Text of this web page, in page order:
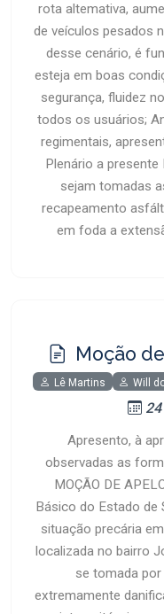
rota altemativa,
de veículos pesados
desse cenário, é
esteja em boas
segurança, fluidez
todos os usuários;
regimentais,
Plenário a presente
sejam tomadas
recapeamento
em foda a
Moção
Lê Martins Will
Apresento, à
observadas as
MOÇÃO DE
Básico do Estado de
situação precária
localizada no bairro
se tomada
extremamente